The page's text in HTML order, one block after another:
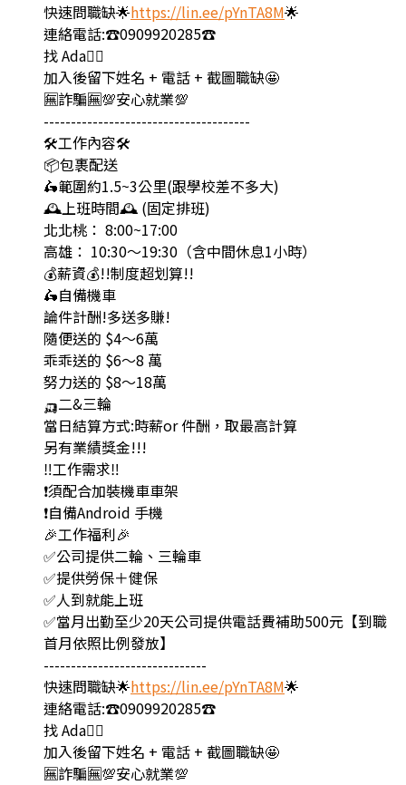
快速問職缺🌟https://lin.ee/pYnTA8M🌟
連絡電話:☎️0909920285☎️
找 Ada🙋‍♀️
加入後留下姓名 + 電話 + 截圖職缺🤩
🈚️詐騙🈚️💯安心就業💯
--------------------------------------
🛠️工作內容🛠️
📦包裹配送
🛵範圍約1.5~3公里(跟學校差不多大)
🕰️上班時間🕰️ (固定排班)
北北桃： 8:00~17:00
高雄： 10:30～19:30（含中間休息1小時）
💰薪資💰!!制度超划算!!
🛵自備機車
論件計酬!多送多賺!
隨便送的 $4～6萬
乖乖送的 $6～8 萬
努力送的 $8～18萬
🛺二&三輪
當日結算方式:時薪or 件酬，取最高計算
另有業績獎金!!!
‼️工作需求‼️
❗️須配合加裝機車車架
❗️自備Android 手機
🎉工作福利🎉
✅公司提供二輪、三輪車
✅提供勞保＋健保
✅人到就能上班
✅當月出勤至少20天公司提供電話費補助500元【到職
首月依照比例發放】
------------------------------
快速問職缺🌟https://lin.ee/pYnTA8M🌟
連絡電話:☎️0909920285☎️
找 Ada🙋‍♀️
加入後留下姓名 + 電話 + 截圖職缺🤩
🈚️詐騙🈚️💯安心就業💯